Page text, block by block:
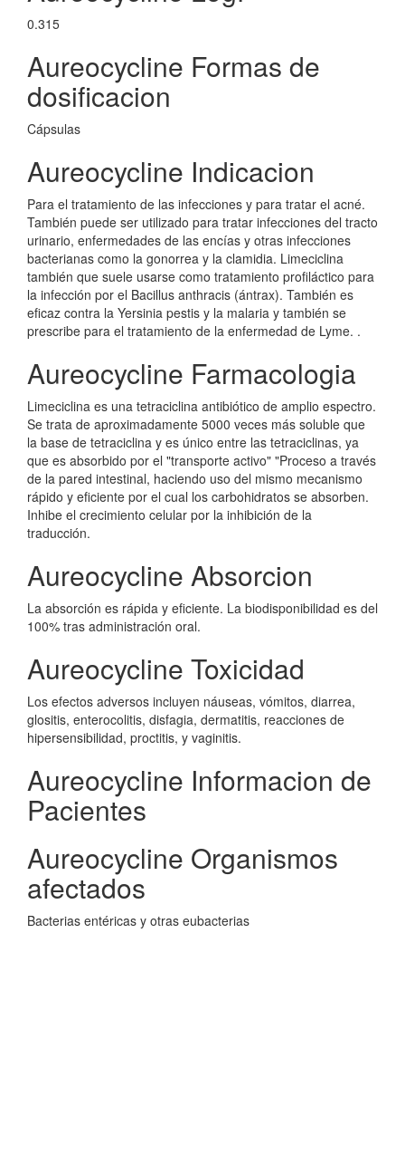
0.315
Aureocycline Formas de
dosificacion
Cápsulas
Aureocycline Indicacion
Para el tratamiento de las infecciones y para tratar el acné.
También puede ser utilizado para tratar infecciones del tracto
urinario, enfermedades de las encías y otras infecciones
bacterianas como la gonorrea y la clamidia. Limeciclina
también que suele usarse como tratamiento profiláctico para
la infección por el Bacillus anthracis (ántrax). También es
eficaz contra la Yersinia pestis y la malaria y también se
prescribe para el tratamiento de la enfermedad de Lyme. .
Aureocycline Farmacologia
Limeciclina es una tetraciclina antibiótico de amplio espectro.
Se trata de aproximadamente 5000 veces más soluble que
la base de tetraciclina y es único entre las tetraciclinas, ya
que es absorbido por el "transporte activo" "Proceso a través
de la pared intestinal, haciendo uso del mismo mecanismo
rápido y eficiente por el cual los carbohidratos se absorben.
Inhibe el crecimiento celular por la inhibición de la
traducción.
Aureocycline Absorcion
La absorción es rápida y eficiente. La biodisponibilidad es del
100% tras administración oral.
Aureocycline Toxicidad
Los efectos adversos incluyen náuseas, vómitos, diarrea,
glositis, enterocolitis, disfagia, dermatitis, reacciones de
hipersensibilidad, proctitis, y vaginitis.
Aureocycline Informacion de
Pacientes
Aureocycline Organismos
afectados
Bacterias entéricas y otras eubacterias